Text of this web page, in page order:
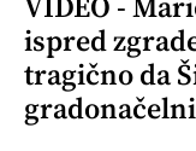
ispred
tragično da